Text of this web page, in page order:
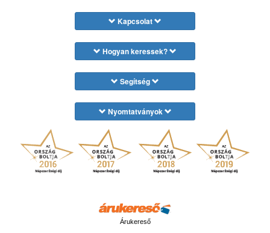
Kapcsolat
Hogyan keressek?
Segítség
Nyomtatványok
Árukereső